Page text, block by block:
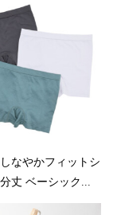
なやかフィットシ
丈 ベーシック...